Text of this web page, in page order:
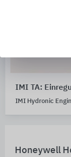
Honeywell
IMI TA:
IMI Hydronic